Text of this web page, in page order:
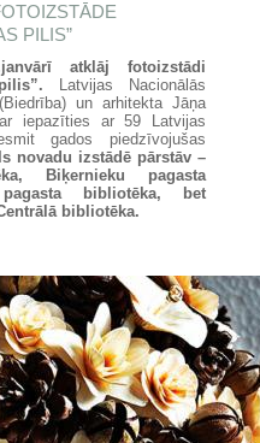
PILIS”
atklāj fotoizstādi
Latvijas Nacionālās
un arhitekta Jāņa
iepazīties ar 59 Latvijas
gados piedzīvojušas
novadu izstādē pārstāv –
Biķernieku pagasta
bibliotēka, bet
bibliotēka.
CEĻOJOŠĀ
“LATVIJAS MAZĀS